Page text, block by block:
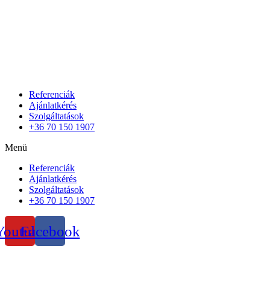
Referenciák
Ajánlatkérés
Szolgáltatások
+36 70 150 1907
Menü
Referenciák
Ajánlatkérés
Szolgáltatások
+36 70 150 1907
Facebook